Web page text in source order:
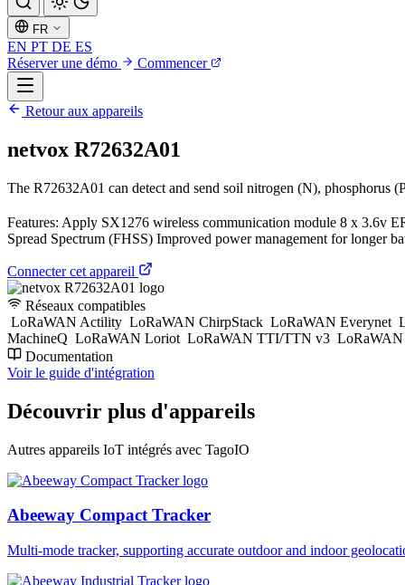
FR
EN PT DE ES
Réserver une démo
Commencer
Retour aux appareils
netvox R72632A01
The R72632A01 can detect and send soil nitrogen (N), phosphorus
Features: Apply SX1276 wireless communication module 8 x 3.6v
Spread Spectrum (FHSS) Improved power management for longer
Connecter cet appareil
Réseaux compatibles
LoRaWAN Actility LoRaWAN ChirpStack LoRaWAN Everynet
MachineQ LoRaWAN Loriot LoRaWAN TTI/TTN v3 LoRaWAN
Documentation
Voir le guide d'intégration
Découvrir plus d'appareils
Autres appareils IoT intégrés avec TagoIO
Abeeway Compact Tracker
Multi-mode tracker, supporting accurate outdoor and indoor